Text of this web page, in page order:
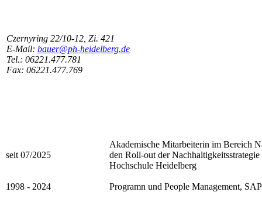
Czernyring 22/10-12, Zi. 421
E-Mail: bauer@ph-heidelberg.de
Tel.: 06221.477.781
Fax: 06221.477.769
seit 07/2025
Akademische Mitarbeiterin im Bereich
den Roll-out der Nachhaltigkeitsstrategie
Hochschule Heidelberg
1998 - 2024 Programn und People Management, SAP